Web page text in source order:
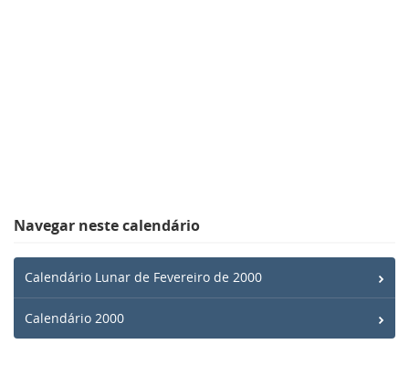
Navegar neste calendário
Calendário Lunar de Fevereiro de 2000
Calendário 2000